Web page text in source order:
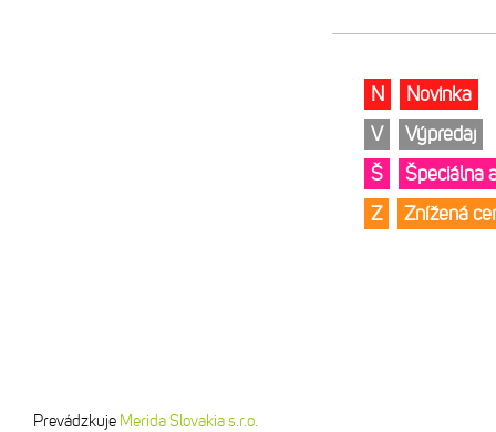
N
Novinka
V
Výpredaj
Š
Špeciálna
Z
Znížená
Prevádzkuje Merida Slovakia s.r.o.